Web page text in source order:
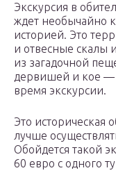
Экскурсия в
ждет необычайно
историей. Это
и отвесные скалы
из загадочной
дервишей и кое —
время экскурсии.
Это историческая
лучше
Обойдется такой
60 евро с одного